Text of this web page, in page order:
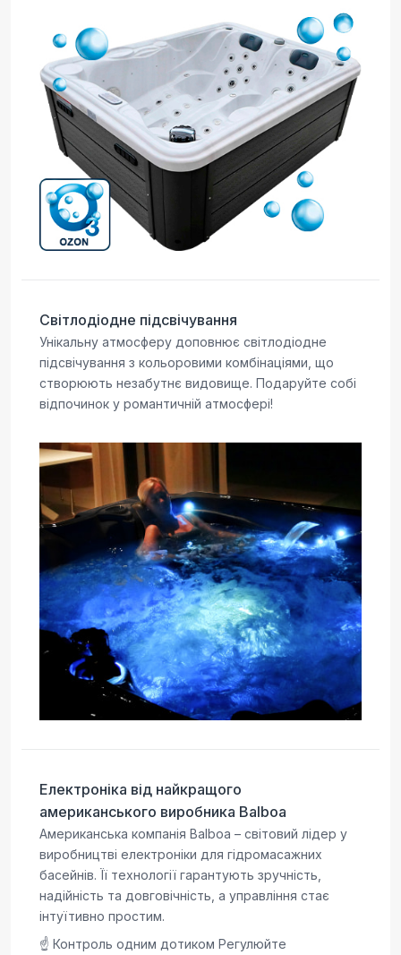
Світлодіодне підсвічування
Унікальну атмосферу доповнює світлодіодне
підсвічування з кольоровими комбінаціями, що
створюють незабутнє видовище. Подаруйте собі
відпочинок у романтичній атмосфері!
Електроніка від найкращого
американського виробника Balboa
Американська компанія Balboa – світовий лідер у
виробництві електроніки для гідромасажних
басейнів. Її технології гарантують зручність,
надійність та довговічність, а управління стає
інтуїтивно простим.
☝️ Контроль одним дотиком Регулюйте